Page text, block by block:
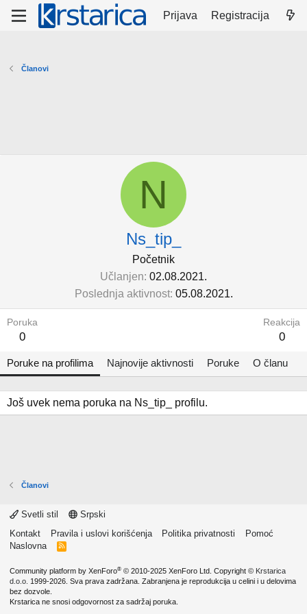
Prijava Registracija
Članovi
N
Ns_tip_
Početnik
Učlanjen 02.08.2021.
Poslednja aktivnost 05.08.2021.
Poruka
0
Reakcija
0
Poruke na profilima Najnovije aktivnosti Poruke O članu
Još uvek nema poruka na Ns_tip_ profilu.
Članovi
Svetli stil
Srpski
Kontakt
Pravila i uslovi korišćenja Politika privatnosti
Pomoć
Naslovna
R
Community platform by XenForo® © 2010-2025 XenForo Ltd. Copyright © Krstarica
d.o.o. 1999-2026. Sva prava zadržana. Zabranjena je reprodukcija u celini i u delovima
bez dozvole.
Krstarica ne snosi odgovornost za sadržaj poruka.